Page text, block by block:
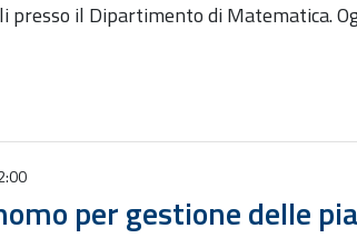
presso il Dipartimento di Matematica.
per gestione delle